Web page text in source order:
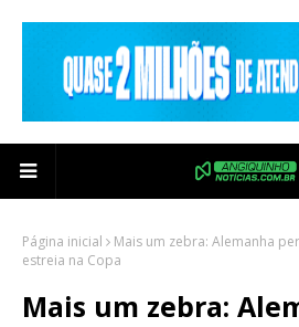
Página inicial
Mais um zebra: Alemanha
estreia na Copa
Mais um zebra: